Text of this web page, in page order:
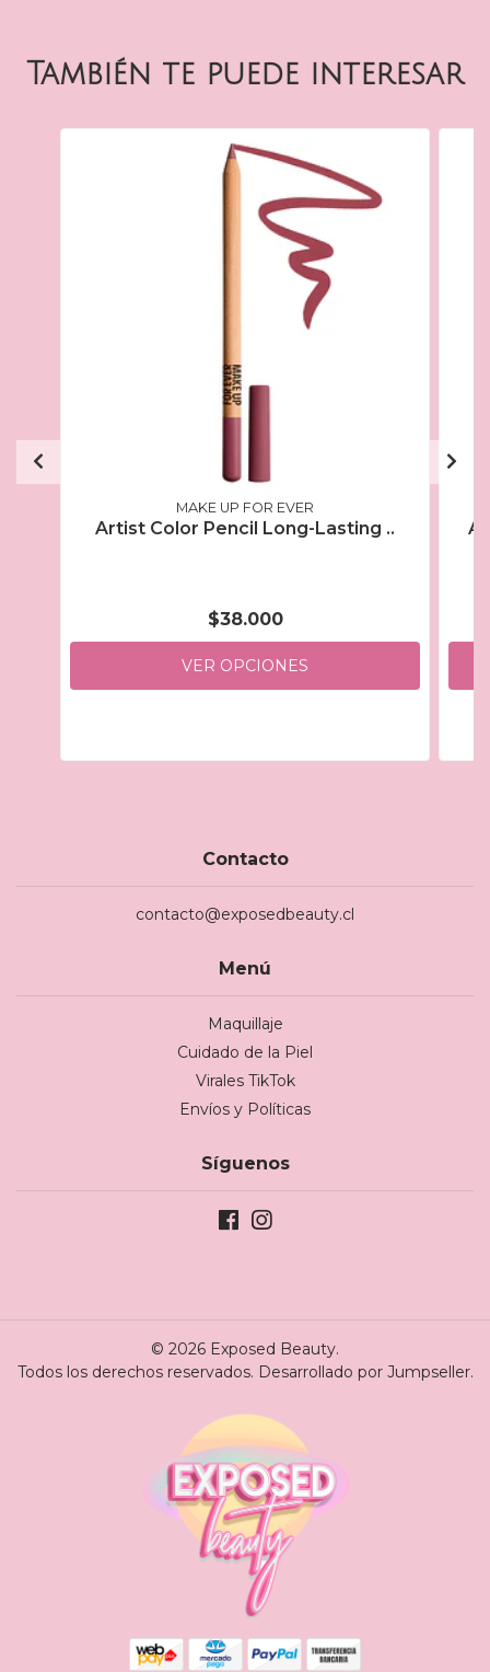
También te puede interesar
MAKE UP FOR EVER
Artist Color Pencil Long-Lasting ..
$38.000
VER OPCIONES
Contacto
contacto@exposedbeauty.cl
Menú
Maquillaje
Cuidado de la Piel
Virales TikTok
Envíos y Políticas
Síguenos
© 2026 Exposed Beauty.
Todos los derechos reservados. Desarrollado por Jumpseller.